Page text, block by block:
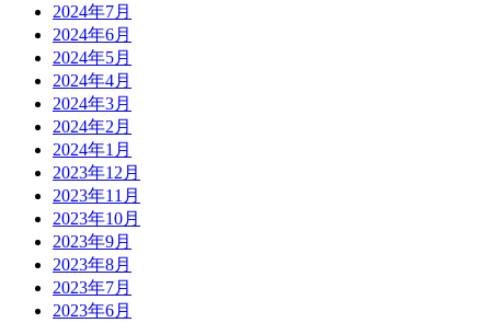
2024年7月
2024年6月
2024年5月
2024年4月
2024年3月
2024年2月
2024年1月
2023年12月
2023年11月
2023年10月
2023年9月
2023年8月
2023年7月
2023年6月